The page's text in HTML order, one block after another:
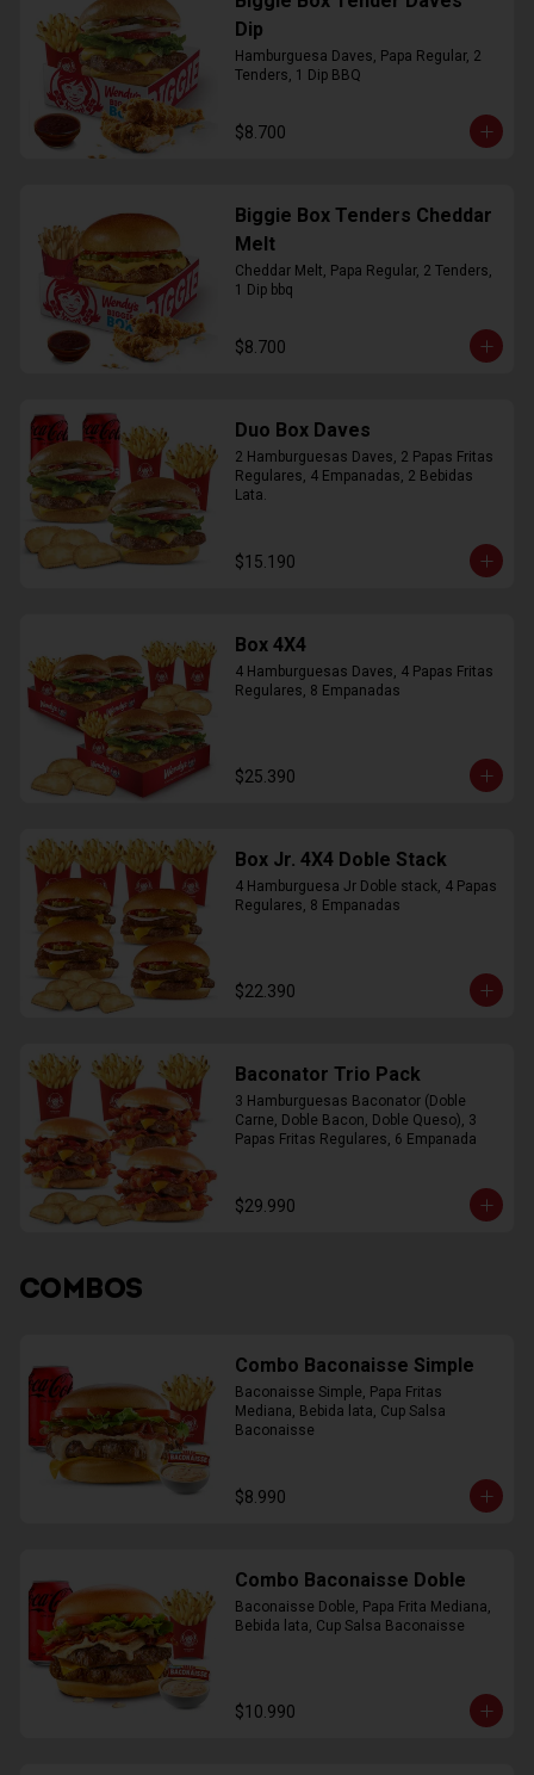
Dip
Hamburguesa Daves, Papa Regular, 2
Tenders, 1 Dip BBQ
$8.700
Biggie Box Tenders Cheddar
Melt
Cheddar Melt, Papa Regular, 2 Tenders,
1 Dip bbq
$8.700
Duo Box Daves
2 Hamburguesas Daves, 2 Papas Fritas
Regulares, 4 Empanadas, 2 Bebidas
Lata.
$15.190
Box 4X4
4 Hamburguesas Daves, 4 Papas Fritas
Regulares, 8 Empanadas
$25.390
Box Jr. 4X4 Doble Stack
4 Hamburguesa Jr Doble stack, 4 Papas
Regulares, 8 Empanadas
$22.390
Baconator Trio Pack
3 Hamburguesas Baconator (Doble
Carne, Doble Bacon, Doble Queso), 3
Papas Fritas Regulares, 6 Empanada
$29.990
COMBOS
Combo Baconaisse Simple
Baconaisse Simple, Papa Fritas
Mediana, Bebida lata, Cup Salsa
Baconaisse
$8.990
Combo Baconaisse Doble
Baconaisse Doble, Papa Frita Mediana,
Bebida lata, Cup Salsa Baconaisse
$10.990